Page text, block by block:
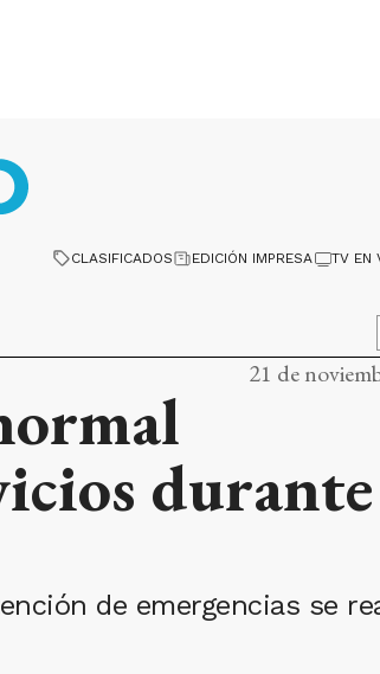
CLASIFICADOS EDICIÓN IMPRESA TV EN
21 de
de emergencias se